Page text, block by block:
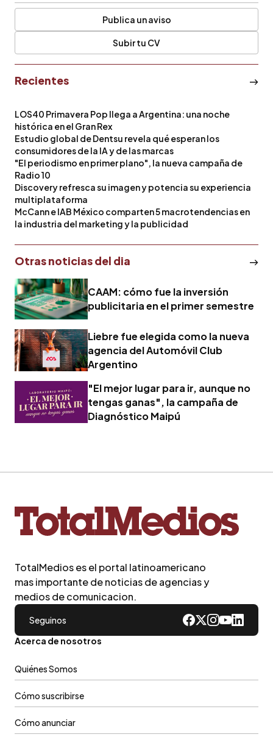
Publica un aviso
Subir tu CV
Recientes
LOS40 Primavera Pop llega a Argentina: una noche
histórica en el Gran Rex
Estudio global de Dentsu revela qué esperan los
consumidores de la IA y de las marcas
"El periodismo en primer plano", la nueva campaña de
Radio 10
Discovery refresca su imagen y potencia su experiencia
multiplataforma
McCann e IAB México comparten 5 macrotendencias en
la industria del marketing y la publicidad
Otras noticias del dia
CAAM: cómo fue la inversión
publicitaria en el primer semestre
Liebre fue elegida como la nueva
agencia del Automóvil Club
Argentino
"El mejor lugar para ir, aunque no
tengas ganas", la campaña de
Diagnóstico Maipú
TotalMedios es el portal latinoamericano
mas importante de noticias de agencias y
medios de comunicacion.
Seguinos
Acerca de nosotros
Quiénes Somos
Cómo suscribirse
Cómo anunciar